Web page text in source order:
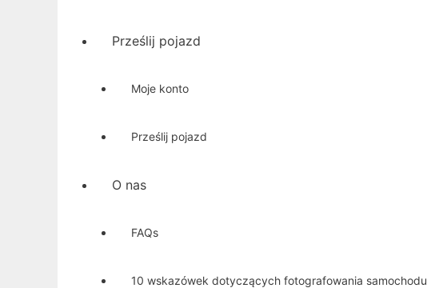
Prześlij pojazd
Moje konto
Prześlij pojazd
O nas
FAQs
10 wskazówek dotyczących fotografowania samochodu